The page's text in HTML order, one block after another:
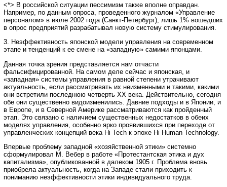
<*> В российской ситуации пессимизм также вполне оправдан.
Например, по данным опроса, проведенного журналом «Управление
персоналом» в июле 2002 года (Санкт-Петербург), лишь 1% вошедших
в опрос предприятий разрабатывал новую систему стимулирования.
3. Неэффективность японской модели управления на современном
этапе и тенденций к ее смене на «западную» самими японцами.
Данная точка зрения представляется нам отчасти
фальсифицированной. На самом деле сейчас и японская, и
«западная» системы управления в равной степени утрачивают
актуальность, если рассматривать их неизменными и такими, какими
они встретили последнюю четверть ХХ века. Действительно, сегодня
обе они существенно видоизменились. Давние подходы и в Японии, и
в Европе, и в Северной Америке рассматриваются как пройденный
этап. Это связано с наличием существенных недостатков в обеих
моделях управления, особенно ярко проявившихся при переходе от
управленческих концепций века Hi Tech к эпохе Hi Human Technology.
Впервые проблему западной «хозяйственной этики» системно
сформулировал М. Вебер в работе «Протестантская этика и дух
капитализма», опубликованной в далеком 1905 г. Проблема вновь
приобрела актуальность, когда на Западе стали приходить к
пониманию неэффективности этики индивидуального труда.